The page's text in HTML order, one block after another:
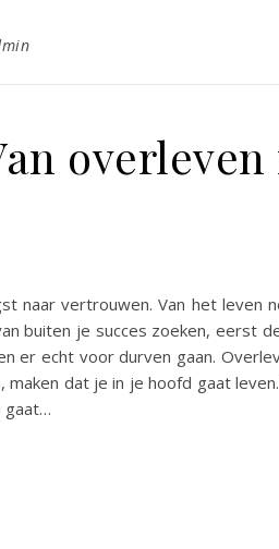
naar vertrouwen. Van het
buiten je succes zoeken, eerst
er echt voor durven gaan.
maken dat je in je hoofd gaat
gaat…